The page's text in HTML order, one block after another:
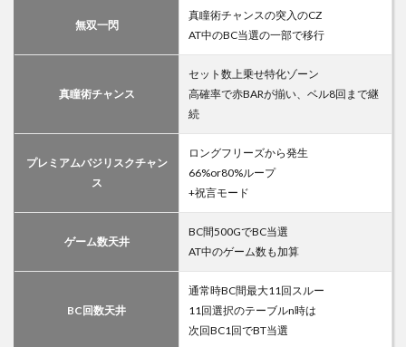
無双一閃
真瞳術チャンスの突入のCZ
AT中のBC当選の一部で移行
真瞳術チャンス
セット数上乗せ特化ゾーン
高確率で赤BARが揃い、ベル8回まで継
続
プレミアムバジリスクチャン
ス
ロングフリーズから発生
66%or80%ループ
+祝言モード
ゲーム数天井
BC間500GでBC当選
AT中のゲーム数も加算
BC回数天井
通常時BC間最大11回スルー
11回選択のテーブルn時は
次回BC1回でBT当選